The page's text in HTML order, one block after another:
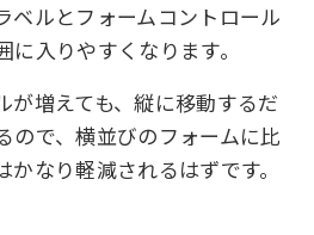
ベルとフォームコントロール
入りやすくなります。
が増えても、縦に移動するだ
ので、横並びのフォームに比
なり軽減されるはずです。